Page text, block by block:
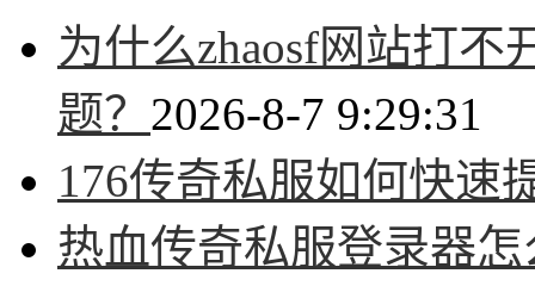
为什么zhaosf网站打
题？ 2026-8-7 9:29:31
176传奇私服如何快速
热血传奇私服登录器